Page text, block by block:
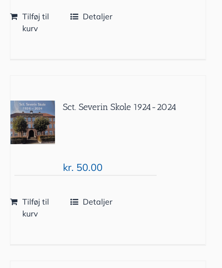
Tilføj til
kurv
Detaljer
Sct. Severin Skole 1924-2024
kr. 50.00
Tilføj til
kurv
Detaljer